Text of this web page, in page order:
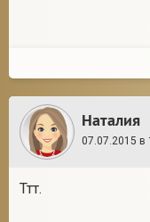
Наталия
07.07.2015 в
Ттт.